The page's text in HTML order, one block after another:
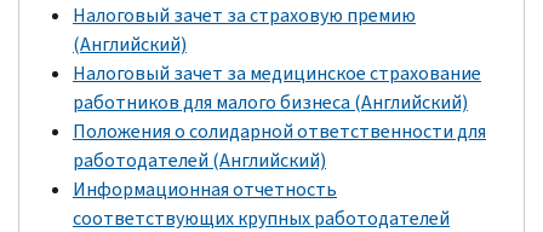
Налоговый зачет за страховую премию
(Английский)
Налоговый зачет за медицинское страхование
работников для малого бизнеса (Английский)
Положения о солидарной ответственности для
работодателей (Английский)
Информационная отчетность
соответствующих крупных работодателей